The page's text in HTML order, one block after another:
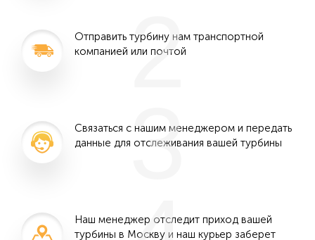
Отправить турбину нам транспортной
компанией или почтой
2
Связаться с нашим менеджером и передать
данные для отслеживания вашей турбины
3
Наш менеджер отследит приход вашей
турбины в Москву и наш курьер заберет